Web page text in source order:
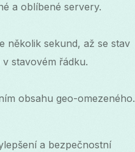
a oblíbené servery.
několik sekund, až se stav
stavovém řádku.
obsahu geo-omezeného.
a bezpečnostní